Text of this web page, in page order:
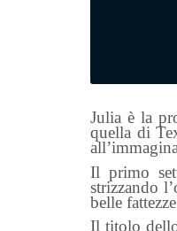
Julia è la
quella di
Il primo
strizzando
belle
Il titolo